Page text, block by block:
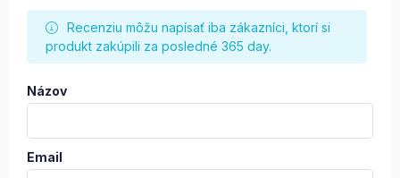
Recenziu môžu napísať iba zákazníci, ktorí si
produkt zakúpili za posledné 365 day.
Názov
Email